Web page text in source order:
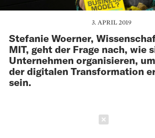
3. APRIL 2019
Stefanie Woerner,
MIT, geht der Frage nach, wie
Unternehmen organisieren,
der digitalen Transformation
sein.